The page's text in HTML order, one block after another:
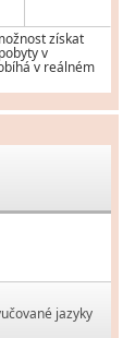
získat
v
v reálném
jazyky